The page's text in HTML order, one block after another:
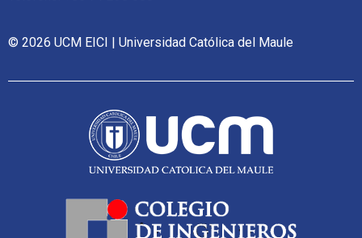
© 2026 UCM EICI | Universidad Católica del Maule